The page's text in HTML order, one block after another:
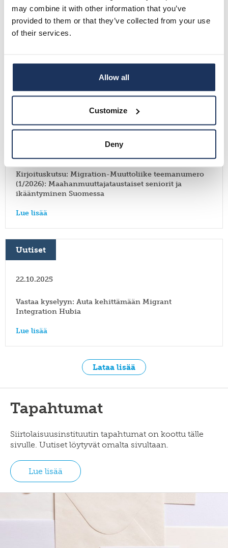
may combine it with other information that you’ve
provided to them or that they’ve collected from your use
of their services.
Allow all
Customize
Deny
06.11.2025
palvelutarpeita
Uutiset
Kirjoituskutsu: Migration-Muuttoliike teemanumero
(1/2026): Maahanmuuttajataustaiset seniorit ja
ikääntyminen Suomessa
Lue lisää
Uutiset
22.10.2025
Vastaa kyselyyn: Auta kehittämään Migrant
Integration Hubia
Lue lisää
Lataa lisää
Tapahtumat
Siirtolaisuusinstituutin tapahtumat on koottu tälle
sivulle. Uutiset löytyvät omalta sivultaan.
Lue lisää